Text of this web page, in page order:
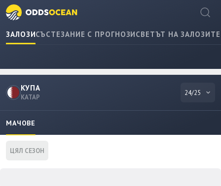
ЗАЛОЗИСЪСТЕЗАНИЕ С ПРОГНОЗИСВЕТЪТ НА ЗАЛОЗИТЕ
КУПА
КАТАР
24/25
МАЧОВЕ
ЦЯЛ СЕЗОН